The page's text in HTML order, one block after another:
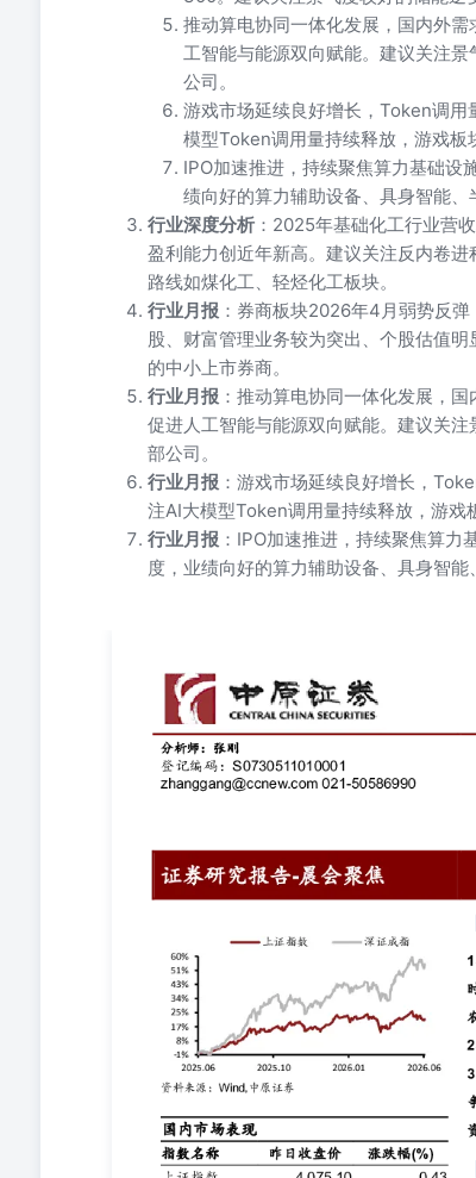
推动算电协同一体化发展，国内外
工智能与能源双向赋能。建议关注
公司。
游戏市场延续良好增长，Token调用
模型Token调用量持续释放，游戏板
IPO加速推进，持续聚焦算力基础设
绩向好的算力辅助设备、具身智能、
行业深度分析 ：2025年基础化工行业营
盈利能力创近年新高。建议关注反内卷
路线如煤化工、轻烃化工板块。
行业月报 ：券商板块2026年4月弱势反
股、财富管理业务较为突出、个股估值
的中小上市券商。
行业月报 ：推动算电协同一体化发展，
促进人工智能与能源双向赋能。建议关
部公司。
行业月报 ：游戏市场延续良好增长，
注AI大模型Token调用量持续释放，游戏
行业月报 ：IPO加速推进，持续聚焦算
度，业绩向好的算力辅助设备、具身智能
现代化建设。 2、《国务院关于对外投资的规定
建设的若干意见》，提出力争到2030年，上海资
Wind资讯 【宏观策略】 市场分析：通信有色行
消费行业领涨A股震荡整理市场分析：通信电子
行业专题研究：权益市场加速回暖，经营业绩创
开支指引，光芯片持续供不应求行业月报：华为
业月报：券商板块2026年4月回顾及5月前瞻 行
点数据更新】 近期限售股解禁明细沪深港通前
农村现代化“十五五”规划》，明确了“十五五”时
现代化更好推进中国式现代化建设。 2、《国务
上海全球资产管理中心建设的若干意见》，提出
华社，上海市政府，Wind资讯 【宏观策略】 市
50586990zhanggang@ccnew.com） 周二A股市
得支撑，随后股指企稳回升，盘中通信设备、有
戏等行业表现较弱，沪指全天基本呈现小幅震荡
50.57倍，处于近三年中位数平均水平上方，适
上方。5月制造业PMI为50.0%，较上月回落0.3
松的货币政策，政策重点从"压降融资成本"转向